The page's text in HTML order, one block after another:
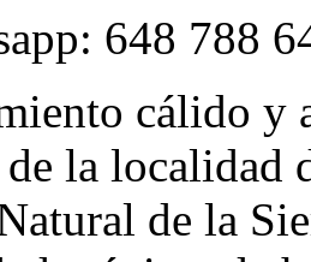
648 788
cálido y
la localidad
de la